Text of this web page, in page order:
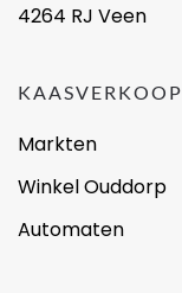
4264 RJ Veen
KAASVERKOOP
Markten
Winkel Ouddorp
Automaten